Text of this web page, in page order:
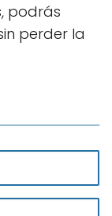
podrás
perder la